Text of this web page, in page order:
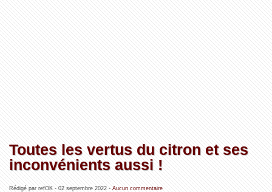
Toutes les vertus du citron et ses
inconvénients aussi !
Rédigé par refOK - 02 septembre 2022- Aucun commentaire